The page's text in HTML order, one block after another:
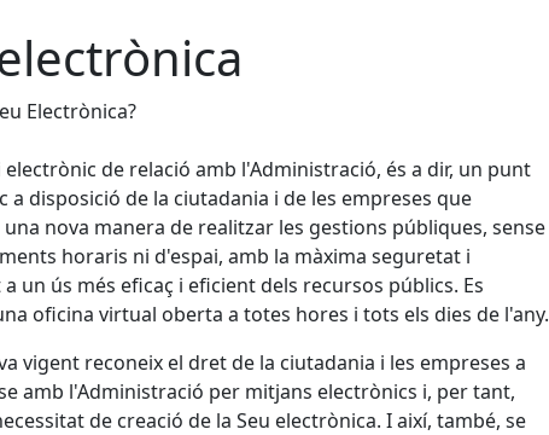
Electrònica?
electrònic de relació amb l'Administració, és a dir, un punt
a disposició de la ciutadania i de les empreses que
nova manera de realitzar les gestions públiques, sense
horaris ni d'espai, amb la màxima seguretat i
un ús més eficaç i eficient dels recursos públics. Es
oficina virtual oberta a totes hores i tots els dies de l'any.
vigent reconeix el dret de la ciutadania i les empreses a
amb l'Administració per mitjans electrònics i, per tant,
de creació de la Seu electrònica. I així, també, se